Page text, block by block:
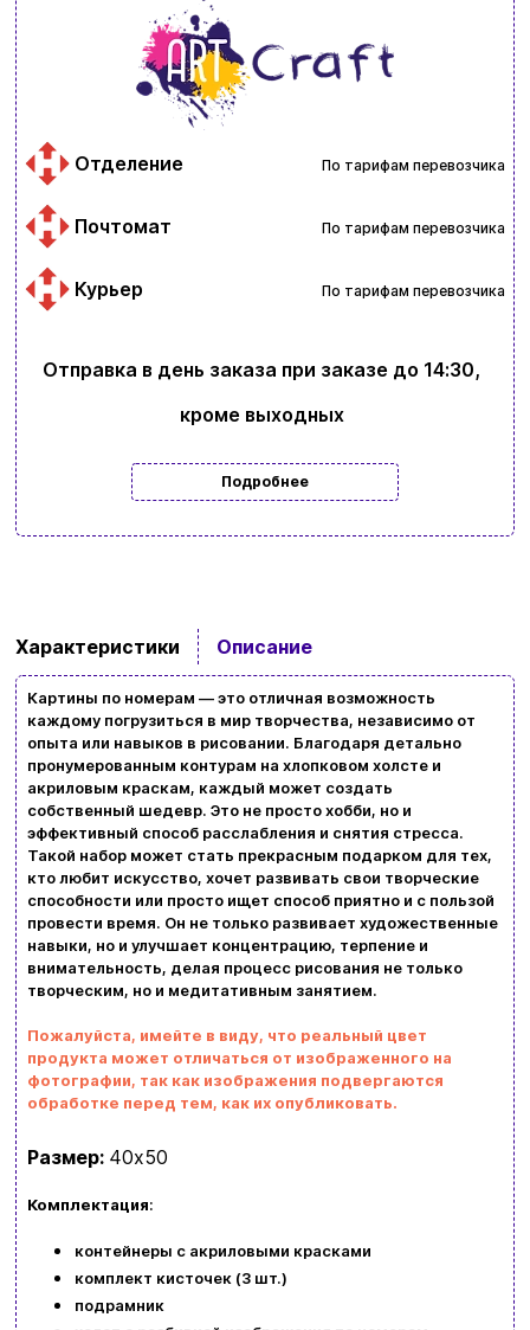
Отделение По тарифам перевозчика
Почтомат По тарифам перевозчика
Курьер По тарифам перевозчика
Отправка в день заказа при заказе до 14:30,
кроме выходных
Подробнее
Характеристики Описание
Картины по номерам — это отличная возможность
каждому погрузиться в мир творчества, независимо от
опыта или навыков в рисовании. Благодаря детально
пронумерованным контурам на хлопковом холсте и
акриловым краскам, каждый может создать
собственный шедевр. Это не просто хобби, но и
эффективный способ расслабления и снятия стресса.
Такой набор может стать прекрасным подарком для тех,
кто любит искусство, хочет развивать свои творческие
способности или просто ищет способ приятно и с пользой
провести время. Он не только развивает художественные
навыки, но и улучшает концентрацию, терпение и
внимательность, делая процесс рисования не только
творческим, но и медитативным занятием.
Пожалуйста, имейте в виду, что реальный цвет
продукта может отличаться от изображенного на
фотографии, так как изображения подвергаются
обработке перед тем, как их опубликовать.
Размер: 40х50
Комплектация:
контейнеры с акриловыми красками
комплект кисточек (3 шт.)
подрамник
Ввойти Регистрация
Бренды
Доставка и оплата
Новости и статьи
Возврат и обмен товаров
Политика конфиденциальности
+380996393746
Ваша корзина сейчас пуста
Просмотрите ассортимент нашего магазина и
вы обязательно найдете что-нибудь
интересное